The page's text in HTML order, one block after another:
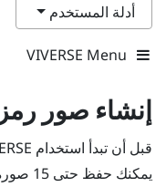
أدلة المستخدم
VIVERSE Menu
إنشاء صور
قبل أن تبدأ استخدام
يمكنك حفظ حتى 15 صورة رمزية داخل حسابك في HTC.